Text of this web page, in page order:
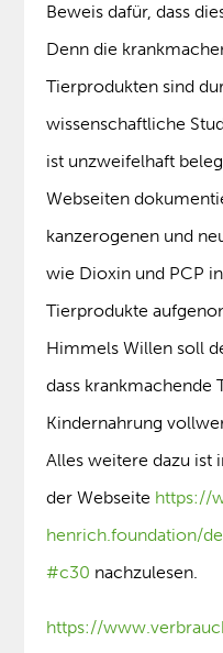
Beweis dafür, dass
Denn die
Tierprodukten sind
wissenschaftliche
ist unzweifelhaft
Webseiten
kanzerogenen und
wie Dioxin und PCP
Tierprodukte
Himmels Willen soll
dass krankmachende
Kindernahrung
Alles weitere dazu ist
der Webseite https://
henrich.foundation/
#c30 nachzulesen.
https://